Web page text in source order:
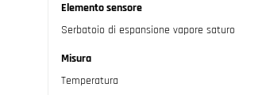
Elemento sensore
Serbatoio di espansione vapore saturo
Misura
Temperatura